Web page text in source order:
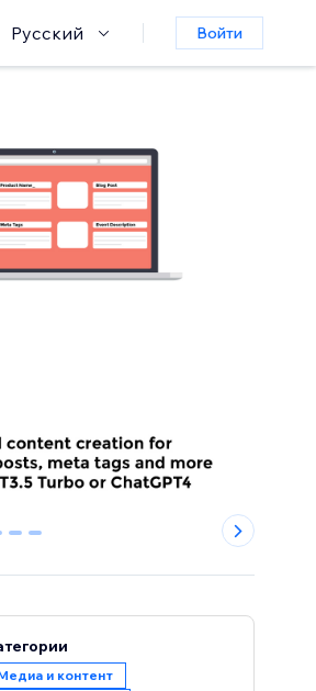
Русский Войти
3 4
и контент